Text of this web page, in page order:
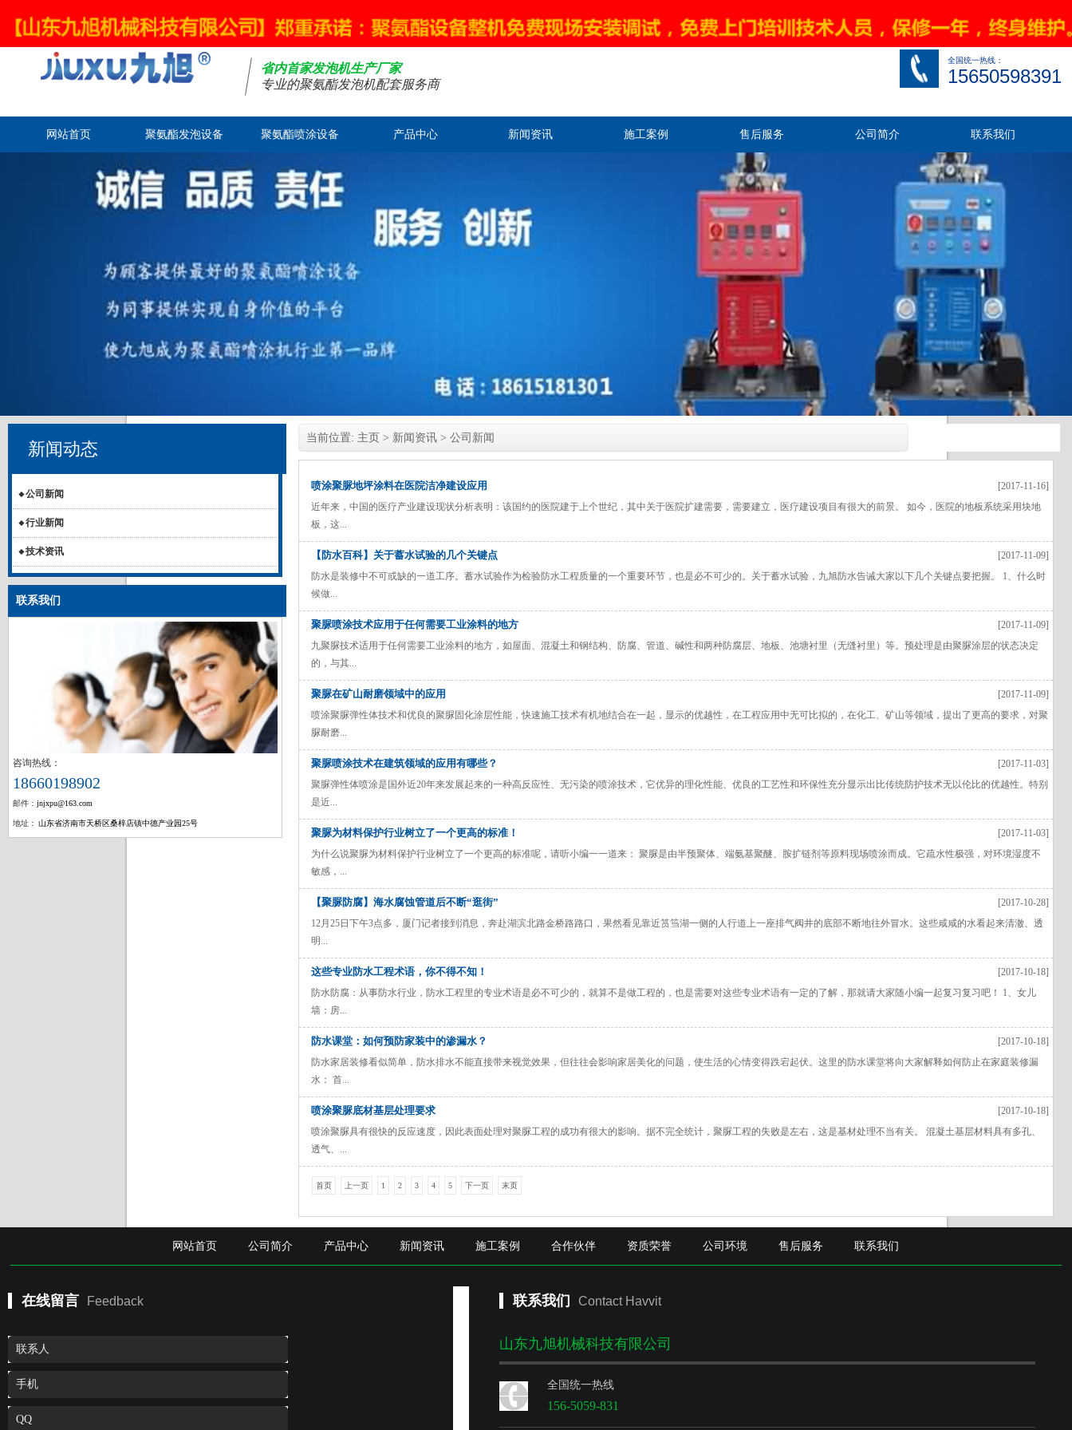
省内首家发泡机生产厂家
专业的聚氨酯发泡机配套服务商
全国统一热线：
15650598391
网站首页 聚氨酯发泡设备 聚氨酯喷涂设备 产品中心 新闻资讯 施工案例 售后服务 公司简介 联系我们
新闻动态
公司新闻
行业新闻
技术资讯
联系我们
咨询热线：
18660198902
邮件： jnjxpu@163.com
地址： 山东省济南市天桥区桑梓店镇中德产业园25号
当前位置: 主页 > 新闻资讯 >公司新闻
喷涂聚脲地坪涂料在医院洁净建设应用
[2017-11-16]
近年来，中国的医疗产业建设现状分析表明：该国约的医院建于上个世纪，其中关于医院扩建需要，需要建立，医疗建设项目有很大的前景。 如今，医院的地板系统采用块地
板，这...
【防水百科】关于蓄水试验的几个关键点
[2017-11-09]
防水是装修中不可或缺的一道工序。蓄水试验作为检验防水工程质量的一个重要环节，也是必不可少的。关于蓄水试验，九旭防水告诫大家以下几个关键点要把握。 1、什么时
候做...
聚脲喷涂技术应用于任何需要工业涂料的地方
[2017-11-09]
九聚脲技术适用于任何需要工业涂料的地方，如屋面、混凝土和钢结构、防腐、管道、碱性和两种防腐层、地板、池塘衬里（无缝衬里）等。预处理是由聚脲涂层的状态决定
的，与其...
聚脲在矿山耐磨领域中的应用
[2017-11-09]
喷涂聚脲弹性体技术和优良的聚脲固化涂层性能，快速施工技术有机地结合在一起，显示的优越性，在工程应用中无可比拟的，在化工、矿山等领域，提出了更高的要求，对聚
脲耐磨...
聚脲喷涂技术在建筑领域的应用有哪些？
[2017-11-03]
聚脲弹性体喷涂是国外近20年来发展起来的一种高反应性、无污染的喷涂技术，它优异的理化性能、优良的工艺性和环保性充分显示出比传统防护技术无以伦比的优越性。特别
是近...
聚脲为材料保护行业树立了一个更高的标准！
[2017-11-03]
为什么说聚脲为材料保护行业树立了一个更高的标准呢，请听小编一一道来： 聚脲是由半预聚体、端氨基聚醚、胺扩链剂等原料现场喷涂而成。它疏水性极强，对环境湿度不
敏感，...
【聚脲防腐】海水腐蚀管道后不断“逛街”
[2017-10-28]
12月25日下午3点多，厦门记者接到消息，奔赴湖滨北路金桥路路口，果然看见靠近筼筜湖一侧的人行道上一座排气阀井的底部不断地往外冒水。这些咸咸的水看起来清澈、透
明...
这些专业防水工程术语，你不得不知！
[2017-10-18]
防水防腐：从事防水行业，防水工程里的专业术语是必不可少的，就算不是做工程的，也是需要对这些专业术语有一定的了解，那就请大家随小编一起复习复习吧！ 1、女儿
墙：房...
防水课堂：如何预防家装中的渗漏水？
[2017-10-18]
防水家居装修看似简单，防水排水不能直接带来视觉效果，但往往会影响家居美化的问题，使生活的心情变得跌宕起伏。这里的防水课堂将向大家解释如何防止在家庭装修漏
水： 首...
喷涂聚脲底材基层处理要求
[2017-10-18]
喷涂聚脲具有很快的反应速度，因此表面处理对聚脲工程的成功有很大的影响。据不完全统计，聚脲工程的失败是左右，这是基材处理不当有关。 混凝土基层材料具有多孔、
透气、...
首页 上一页 1 2 3 4 5 下一页 末页
网站首页 公司简介 产品中心 新闻资讯 施工案例 合作伙伴 资质荣誉 公司环境 售后服务 联系我们
在线留言 Feedback 联系我们 Contact Havvit
山东九旭机械科技有限公司
全国统一热线
156-5059-831